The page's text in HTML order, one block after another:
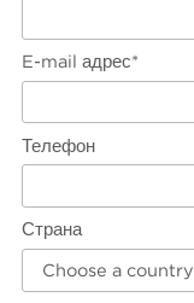
E-mail адрес*
Телефон
Страна
Choose a country